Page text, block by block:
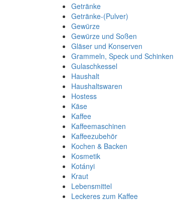
Getränke
Getränke-(Pulver)
Gewürze
Gewürze und Soßen
Gläser und Konserven
Grammeln, Speck und Schinken
Gulaschkessel
Haushalt
Haushaltswaren
Hostess
Käse
Kaffee
Kaffeemaschinen
Kaffeezubehör
Kochen & Backen
Kosmetik
Kotányi
Kraut
Lebensmittel
Leckeres zum Kaffee